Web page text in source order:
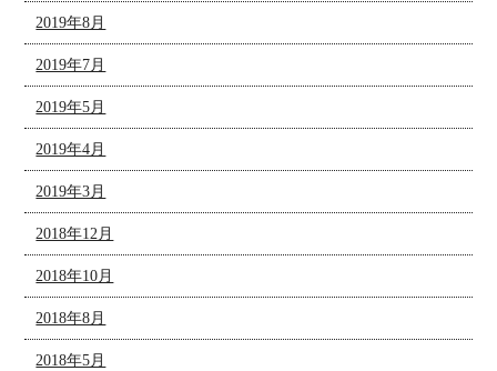
2019年8月
2019年7月
2019年5月
2019年4月
2019年3月
2018年12月
2018年10月
2018年8月
2018年5月